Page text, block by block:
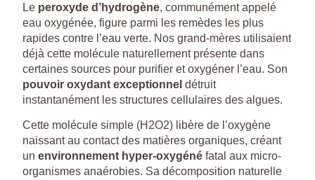
Le peroxyde d’hydrogène, communément appelé
eau oxygénée, figure parmi les remèdes les plus
rapides contre l’eau verte. Nos grand-mères utilisaient
déjà cette molécule naturellement présente dans
certaines sources pour purifier et oxygéner l’eau. Son
pouvoir oxydant exceptionnel détruit
instantanément les structures cellulaires des algues.
Cette molécule simple (H2O2) libère de l’oxygène
naissant au contact des matières organiques, créant
un environnement hyper-oxygéné fatal aux micro-
organismes anaérobies. Sa décomposition naturelle